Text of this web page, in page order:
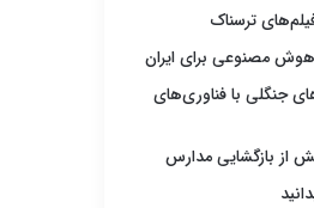
ترسناک
جنگلی با فناوری‌های